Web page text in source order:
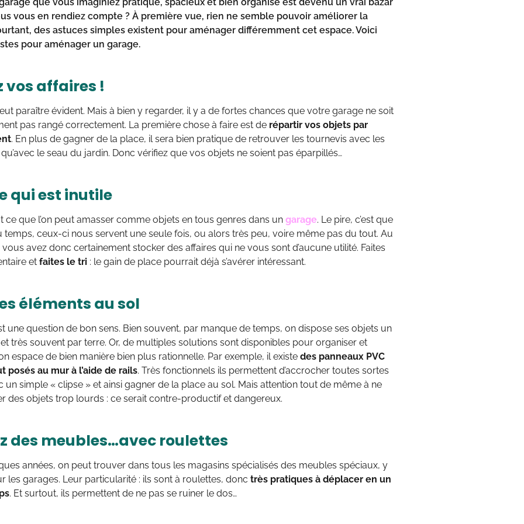
vous en rendiez compte ? À première vue, rien ne semble pouvoir améliorer la
des astuces simples existent pour aménager différemment cet espace. Voici
pour aménager un garage.
vos affaires !
paraître évident. Mais à bien y regarder, il y a de fortes chances que votre garage ne soit
pas rangé correctement. La première chose à faire est de répartir vos objets par
. En plus de gagner de la place, il sera bien pratique de retrouver les tournevis avec les
le seau du jardin. Donc vérifiez que vos objets ne soient pas éparpillés…
qui est inutile
ce que l’on peut amasser comme objets en tous genres dans un garage. Le pire, c’est que
temps, ceux-ci nous servent une seule fois, ou alors très peu, voire même pas du tout. Au
avez donc certainement stocker des affaires qui ne vous sont d’aucune utilité. Faites
et faites le tri : le gain de place pourrait déjà s’avérer intéressant.
éléments au sol
une question de bon sens. Bien souvent, par manque de temps, on dispose ses objets un
très souvent par terre. Or, de multiples solutions sont disponibles pour organiser et
espace de bien manière bien plus rationnelle. Par exemple, il existe des panneaux PVC
posés au mur à l’aide de rails. Très fonctionnels ils permettent d’accrocher toutes sortes
un simple « clipse » et ainsi gagner de la place au sol. Mais attention tout de même à ne
des objets trop lourds : ce serait contre-productif et dangereux.
des meubles…avec roulettes
années, on peut trouver dans tous les magasins spécialisés des meubles spéciaux, y
les garages. Leur particularité : ils sont à roulettes, donc très pratiques à déplacer en un
. Et surtout, ils permettent de ne pas se ruiner le dos…